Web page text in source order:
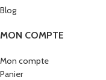
Blog
MON COMPTE
Mon compte
Panier